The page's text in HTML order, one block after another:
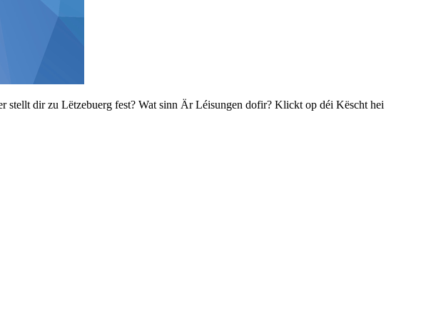
stellt dir zu Lëtzebuerg fest? Wat sinn Är Léisungen dofir? Klickt op déi Këscht hei